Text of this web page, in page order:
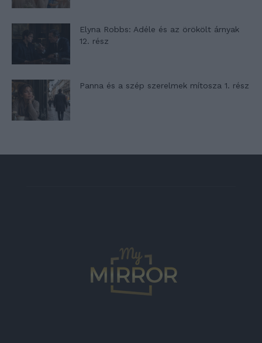
Elyna Robbs: Adéle és az örökölt árnyak
12. rész
Panna és a szép szerelmek mítosza 1. rész